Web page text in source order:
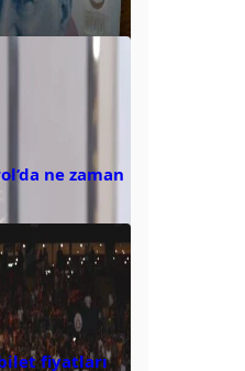
ne zaman
fiyatları